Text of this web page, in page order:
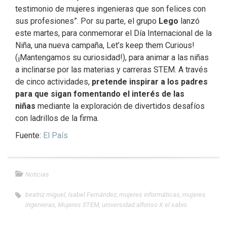
testimonio de mujeres ingenieras que son felices con
sus profesiones”. Por su parte, el grupo Lego lanzó
este martes, para conmemorar el Día Internacional de la
Niña, una nueva campaña, Let’s keep them Curious!
(¡Mantengamos su curiosidad!), para animar a las niñas
a inclinarse por las materias y carreras STEM. A través
de cinco actividades, pretende inspirar a los padres
para que sigan fomentando el interés de las
niñas mediante la exploración de divertidos desafíos
con ladrillos de la firma.
Fuente: El País
Noticias
beatriz miguel Isabel Fernández mujeres informáticas mujeres
ingenieras Mujeres STEM universidad alfonso X el sabio